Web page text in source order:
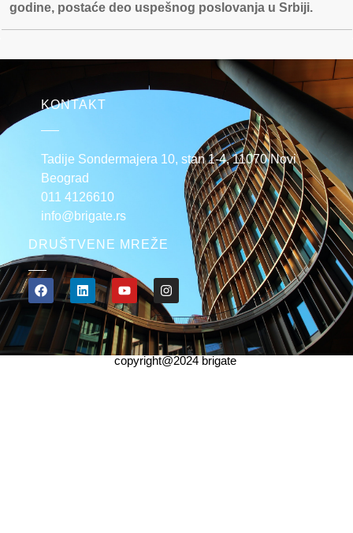
godine, postaće deo uspešnog poslovanja u Srbiji.
KONTAKT
Tadije Sondermajera 10, stan 1-4, 11070 Novi
Beograd
011 4126610
info@brigate.rs
DRUŠTVENE MREŽE
copyright@2024 brigate